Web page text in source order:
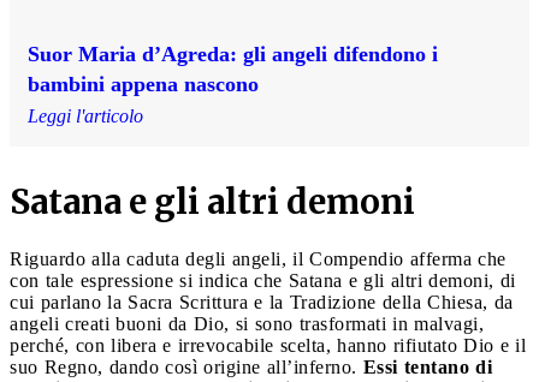
Suor Maria d’Agreda: gli angeli difendono i
bambini appena nascono
Leggi l'articolo
Satana e gli altri demoni
Riguardo alla caduta degli angeli, il Compendio afferma che
con tale espressione si indica che Satana e gli altri demoni, di
cui parlano la Sacra Scrittura e la Tradizione della Chiesa, da
angeli creati buoni da Dio, si sono trasformati in malvagi,
perché, con libera e irrevocabile scelta, hanno rifiutato Dio e il
suo Regno, dando così origine all’inferno. Essi tentano di